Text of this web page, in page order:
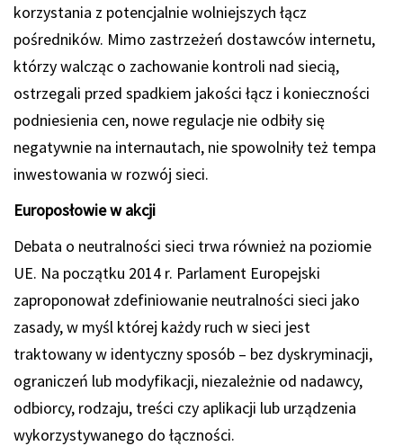
korzystania z potencjalnie wolniejszych łącz
pośredników. Mimo zastrzeżeń dostawców internetu,
którzy walcząc o zachowanie kontroli nad siecią,
ostrzegali przed spadkiem jakości łącz i konieczności
podniesienia cen, nowe regulacje nie odbiły się
negatywnie na internautach, nie spowolniły też tempa
inwestowania w rozwój sieci.
Europosłowie w akcji
Debata o neutralności sieci trwa również na poziomie
UE. Na początku 2014 r. Parlament Europejski
zaproponował zdefiniowanie neutralności sieci jako
zasady, w myśl której każdy ruch w sieci jest
traktowany w identyczny sposób – bez dyskryminacji,
ograniczeń lub modyfikacji, niezależnie od nadawcy,
odbiorcy, rodzaju, treści czy aplikacji lub urządzenia
wykorzystywanego do łączności.